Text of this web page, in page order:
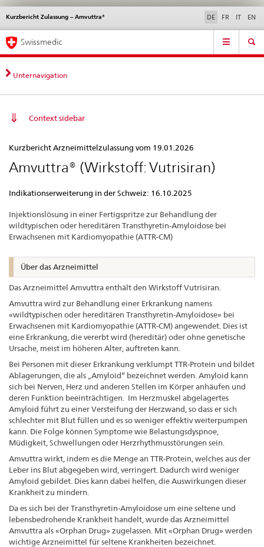
Direktnavigation
News,
Rechtsgrundlagen,
Kontakt
News & Updates Kontakt | Support & Hilfe
Kurzbericht Zulassung – Amvuttra®
Sprachwahl DE FR IT EN
Service
Hauptnavigation
Swissmedic
Unternavigation
Context sidebar
Zulassung
–
Amvuttra®
Kurzbericht Arzneimittelzulassung vom 19.01.2026
Amvuttra® (Wirkstoff: Vutrisiran)
Indikationserweiterung in der Schweiz: 16.10.2025
Injektionslösung in einer Fertigspritze zur Behandlung der
wildtypischen oder hereditären Transthyretin-Amyloidose bei
Erwachsenen mit Kardiomyopathie (ATTR-CM)
Über das Arzneimittel
Das Arzneimittel Amvuttra enthält den Wirkstoff Vutrisiran.
Amvuttra wird zur Behandlung einer Erkrankung namens
«wildtypischen oder hereditären Transthyretin-Amyloidose» bei
Erwachsenen mit Kardiomyopathie (ATTR-CM) angewendet. Dies ist
eine Erkrankung, die vererbt wird (hereditär) oder ohne genetische
Ursache, meist im höheren Alter, auftreten kann.
Bei Personen mit dieser Erkrankung verklumpt TTR-Protein und bildet
Ablagerungen, die als „Amyloid“ bezeichnet werden. Amyloid kann
sich bei Nerven, Herz und anderen Stellen im Körper anhäufen und
deren Funktion beeinträchtigen. Im Herzmuskel abgelagertes
Amyloid führt zu einer Versteifung der Herzwand, so dass er sich
schlechter mit Blut füllen und es so weniger effektiv weiterpumpen
kann. Die Folge können Symptome wie Belastungsdyspnoe,
Müdigkeit, Schwellungen oder Herzrhythmusstörungen sein.
Amvuttra wirkt, indem es die Menge an TTR-Protein, welches aus der
Leber ins Blut abgegeben wird, verringert. Dadurch wird weniger
Amyloid gebildet. Dies kann dabei helfen, die Auswirkungen dieser
Krankheit zu mindern.
Da es sich bei der Transthyretin-Amyloidose um eine seltene und
lebensbedrohende Krankheit handelt, wurde das Arzneimittel
Amvuttra als «Orphan Drug» zugelassen. Mit «Orphan Drug» werden
wichtige Arzneimittel für seltene Krankheiten bezeichnet.